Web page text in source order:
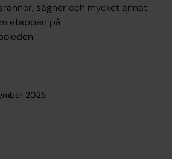
sägner och mycket annat.
etappen på
2025